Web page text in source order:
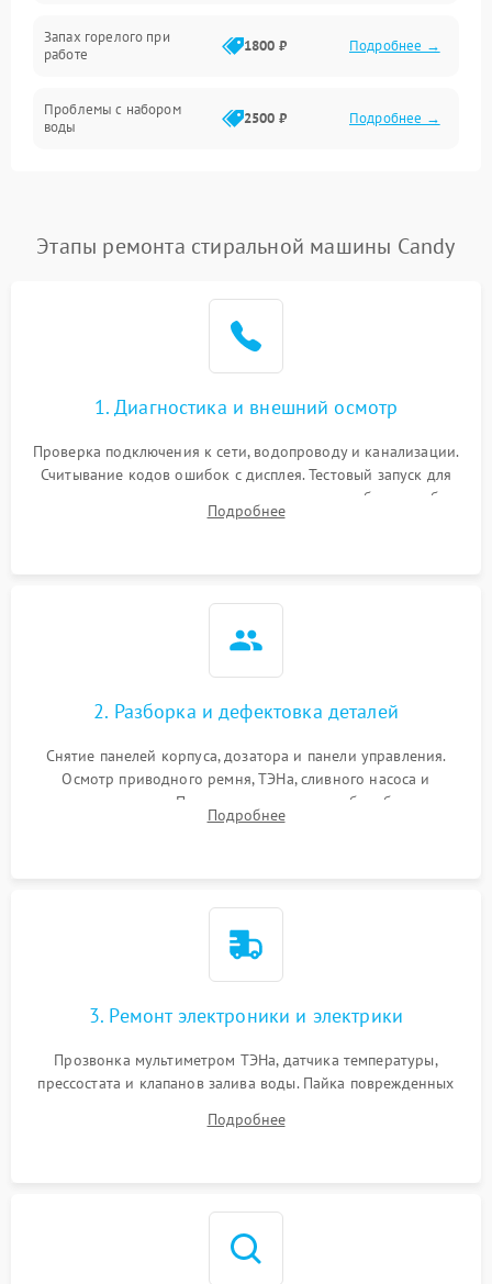
Запах горелого при
работе
1800 ₽ Подробнее →
Проблемы с набором
воды
2500 ₽ Подробнее →
Замена платы управления Подробнее →
Этапы ремонта стиральной машины Candy
1. Диагностика и внешний осмотр
Проверка подключения к сети, водопроводу и канализации.
Считывание кодов ошибок с дисплея. Тестовый запуск для
выявления посторонних шумов, протечек или сбоев в работе
электронного модуля управления.
Подробнее
2. Разборка и дефектовка деталей
Снятие панелей корпуса, дозатора и панели управления.
Осмотр приводного ремня, ТЭНа, сливного насоса и
амортизаторов. Проверка подшипников барабана и
крестовины на износ, а манжеты люка на разрывы.
Подробнее
3. Ремонт электроники и электрики
Прозвонка мультиметром ТЭНа, датчика температуры,
прессостата и клапанов залива воды. Пайка поврежденных
Восстановление целостности проводки и контактов.
Подробнее